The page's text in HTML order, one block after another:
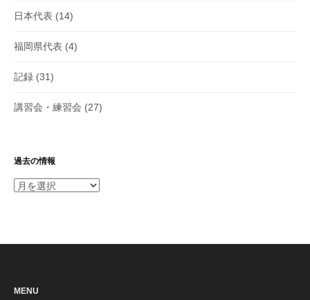
日本代表 (14)
福岡県代表 (4)
記録 (31)
講習会・練習会 (27)
過去の情報
過
報
MENU